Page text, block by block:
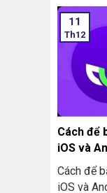
tuyến
gia được
11
Th12
Cách để
iOS và
Cách để
iOS và